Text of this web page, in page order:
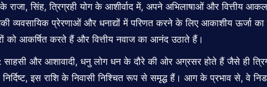
के राजा, सिंह, त्रिग्रही योग के आशीर्वाद में, अपने अभिलाषाओं और वित्तीय
व्यवसायिक प्रेरणाओं और धनाद्यों में परिणत करने के लिए आकाशीय
को आकर्षित करते हैं और वित्तीय नवाज का आनंद उठाते हैं।
: साहसी और आशावादी, धनु लोग धन के दौरे की ओर अग्रसर होते हैं जैसे ही
निर्दिष्ट, इस राशि के निवासी निश्चित रूप से समृद्ध हैं। आग के प्रभाव से,